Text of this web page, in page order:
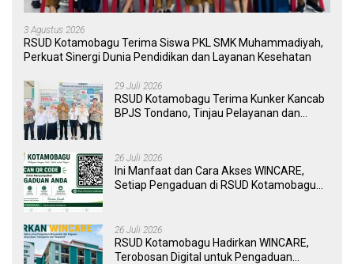
3 Agustus 2026
RSUD Kotamobagu Terima Siswa PKL SMK Muhammadiyah,
Perkuat Sinergi Dunia Pendidikan dan Layanan Kesehatan
29 Juli 2026
RSUD Kotamobagu Terima Kunker Kancab
BPJS Tondano, Tinjau Pelayanan dan
26 Juli 2026
Ini Manfaat dan Cara Akses WINCARE,
Setiap Pengaduan di RSUD Kotamobagu
26 Juli 2026
RSUD Kotamobagu Hadirkan WINCARE,
Terobosan Digital untuk Pengaduan